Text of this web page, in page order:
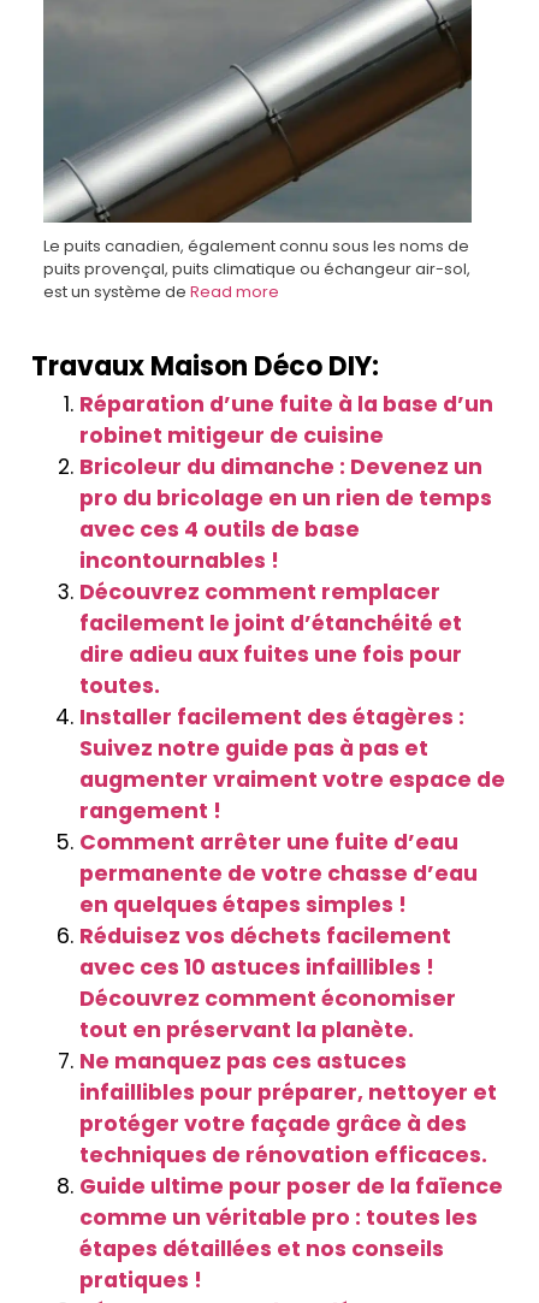
Le puits canadien, également connu sous les noms de
puits provençal, puits climatique ou échangeur air-sol,
est un système de Read more
Travaux Maison Déco DIY:
Réparation d’une fuite à la base d’un
robinet mitigeur de cuisine
Bricoleur du dimanche : Devenez un
pro du bricolage en un rien de temps
avec ces 4 outils de base
incontournables !
Découvrez comment remplacer
facilement le joint d’étanchéité et
dire adieu aux fuites une fois pour
toutes.
Installer facilement des étagères :
Suivez notre guide pas à pas et
augmenter vraiment votre espace de
rangement !
Comment arrêter une fuite d’eau
permanente de votre chasse d’eau
en quelques étapes simples !
Réduisez vos déchets facilement
avec ces 10 astuces infaillibles !
Découvrez comment économiser
tout en préservant la planète.
Ne manquez pas ces astuces
infaillibles pour préparer, nettoyer et
protéger votre façade grâce à des
techniques de rénovation efficaces.
Guide ultime pour poser de la faïence
comme un véritable pro : toutes les
étapes détaillées et nos conseils
pratiques !